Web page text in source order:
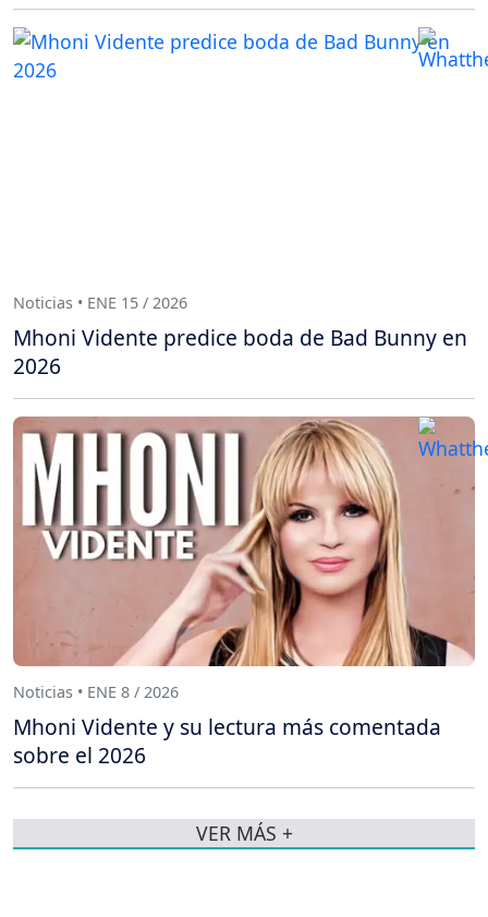
Noticias • ENE 15 / 2026
Mhoni Vidente predice boda de Bad Bunny en
2026
Noticias • ENE 8 / 2026
Mhoni Vidente y su lectura más comentada
sobre el 2026
VER MÁS +